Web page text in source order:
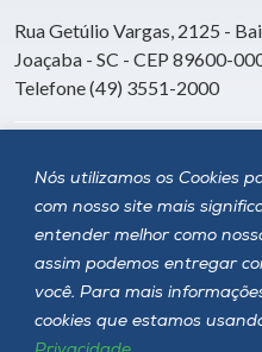
Nós utilizamos os Cookies
com nosso site mais
entender melhor como
assim podemos entregar
você. Para mais
cookies que estamos
Rua Getúlio Vargas, 2125 -
Joaçaba - SC - CEP 89600-
Telefone (49) 3551-2000
Siga a Unoesc